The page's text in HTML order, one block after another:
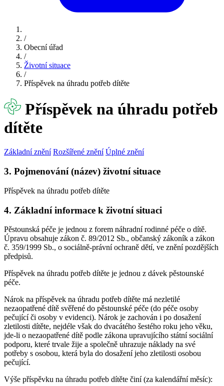
/
Obecní úřad
/
Životní situace
/
Příspěvek na úhradu potřeb dítěte
Příspěvek na úhradu potřeb
dítěte
Základní znění Rozšířené znění Úplné znění
3. Pojmenování (název) životní situace
Příspěvek na úhradu potřeb dítěte
4. Základní informace k životní situaci
Pěstounská péče je jednou z forem náhradní rodinné péče o dítě.
Úpravu obsahuje zákon č. 89/2012 Sb., občanský zákoník a zákon
č. 359/1999 Sb., o sociálně-právní ochraně dětí, ve znění pozdějších
předpisů.
Příspěvek na úhradu potřeb dítěte je jednou z dávek pěstounské
péče.
Nárok na příspěvek na úhradu potřeb dítěte má nezletilé
nezaopatřené dítě svěřené do pěstounské péče (do péče osoby
pečující či osoby v evidenci). Nárok je zachován i po dosažení
zletilosti dítěte, nejdéle však do dvacátého šestého roku jeho věku,
jde-li o nezaopatřené dítě podle zákona upravujícího státní sociální
podporu, které trvale žije a společně uhrazuje náklady na své
potřeby s osobou, která byla do dosažení jeho zletilosti osobou
pečující.
Výše příspěvku na úhradu potřeb dítěte činí (za kalendářní měsíc):